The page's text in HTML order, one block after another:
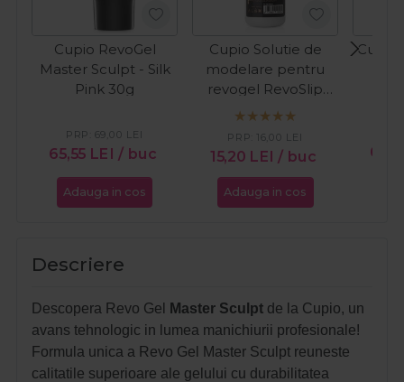
Cupio RevoGel
Master Sculpt - Silk
Pink 30g
65,55 LEI / buc
PRP: 69,00 LEI
Adauga in cos
Cupio Solutie de
modelare pentru
revogel RevoSlip
120ml
15,20 LEI / buc
PRP: 16,00 LEI
Adauga in cos
Cupio
Descriere
Descopera Revo Gel Master Sculpt de la Cupio, un
avans tehnologic in lumea manichiurii profesionale!
Formula unica a Revo Gel Master Sculpt reuneste
calitatile superioare ale gelului cu durabilitatea